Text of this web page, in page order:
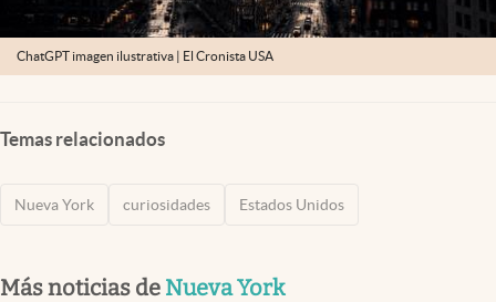
ChatGPT imagen ilustrativa | El Cronista USA
Temas relacionados
Nueva York curiosidades Estados Unidos
Más noticias de Nueva York